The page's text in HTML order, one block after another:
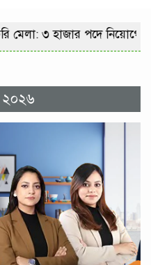
মেলা: ৩ হাজার পদে
২০২৬